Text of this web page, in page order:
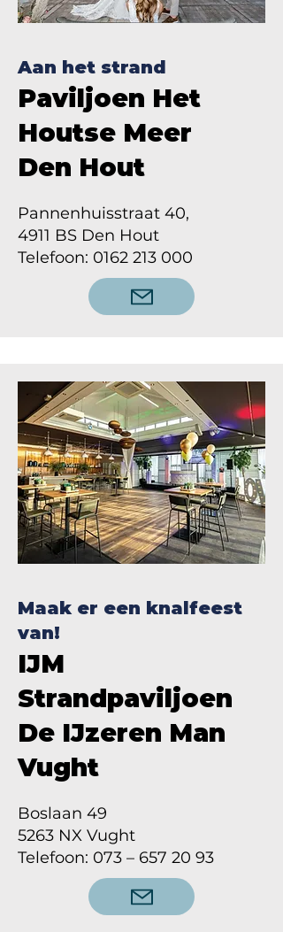
Aan het strand
Paviljoen Het
Houtse Meer
Den Hout
Pannenhuisstraat 40,
4911 BS Den Hout
Telefoon: 0162 213 000
Maak er een knalfeest
van!
IJM
Strandpaviljoen
De IJzeren Man
Vught
Boslaan 49
5263 NX Vught
Telefoon: 073 – 657 20 93